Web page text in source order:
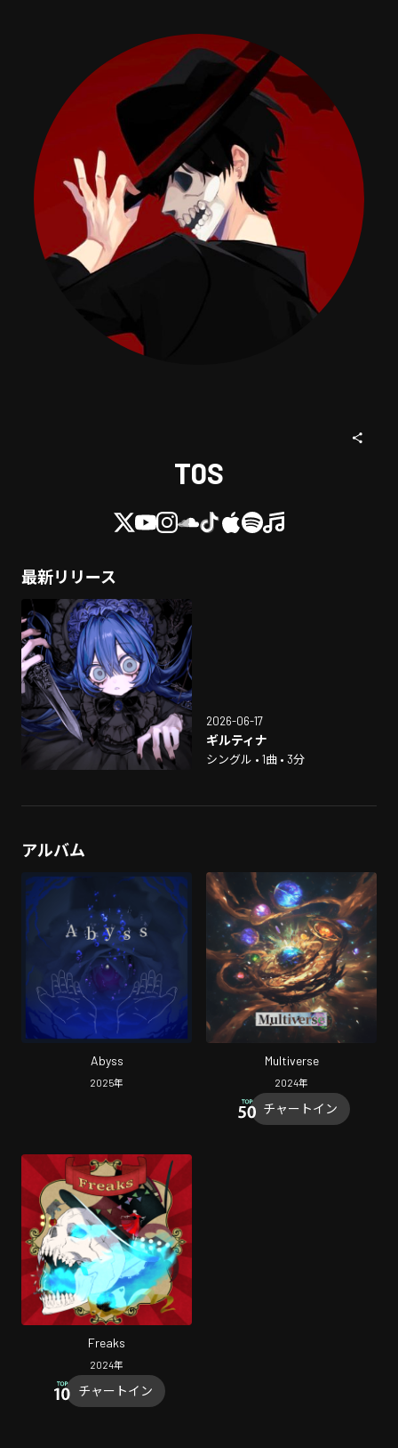
T0S
最新リリース
2026-06-17
ギルティナ
シングル • 1曲 • 3分
アルバム
Abyss
2025年
Multiverse
2024年
チャートイン
Freaks
2024年
チャートイン